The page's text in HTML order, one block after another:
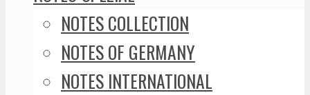
NOTES COLLECTION
NOTES OF GERMANY
NOTES INTERNATIONAL